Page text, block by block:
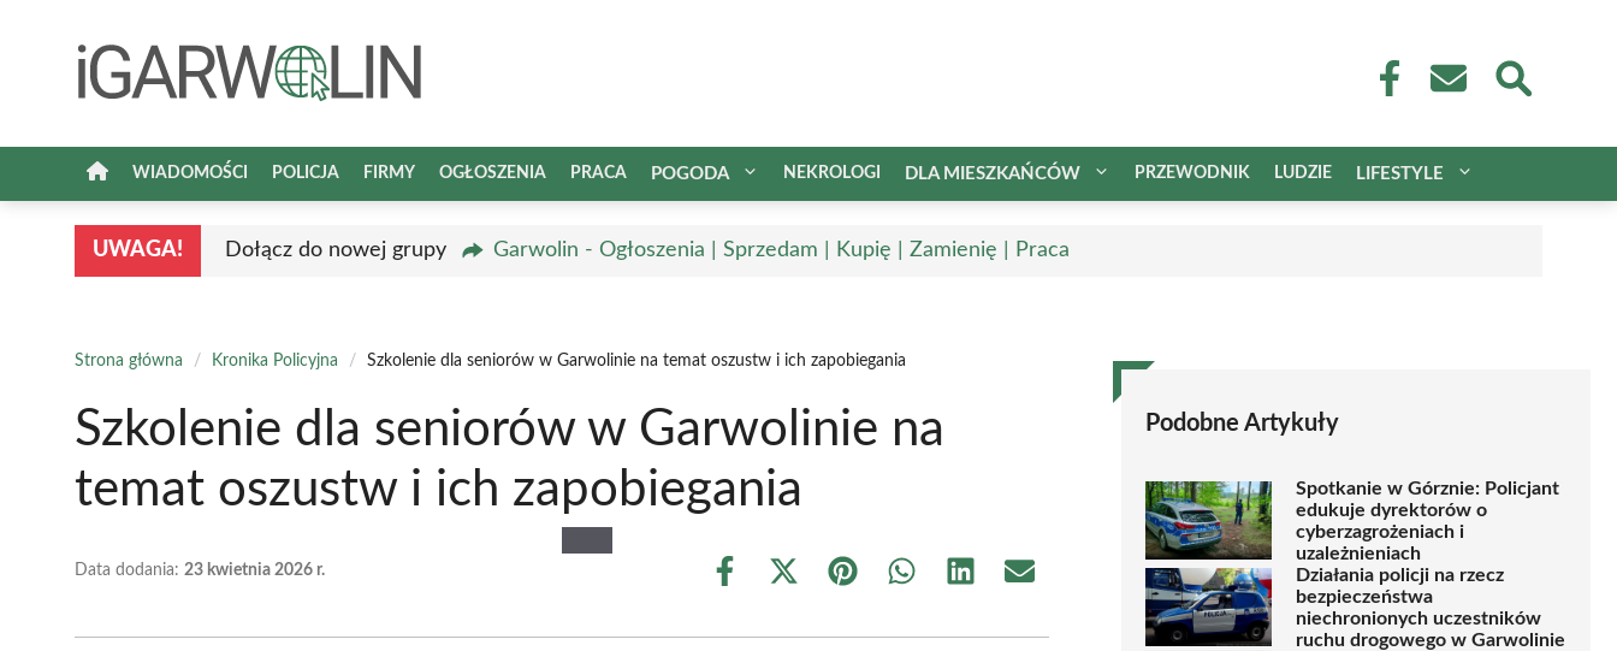
WIADOMOŚCI POLICJA FIRMY OGŁOSZENIA PRACA POGODA NEKROLOGI DLA MIESZKAŃCÓW PRZEWODNIK LUDZIE LIFESTYLE
UWAGA! Dołącz do nowej grupy Garwolin - Ogłoszenia | Sprzedam | Kupię | Zamienię | Praca
Strona główna / Kronika Policyjna / Szkolenie dla seniorów w Garwolinie na temat oszustw i ich zapobiegania
Szkolenie dla seniorów w Garwolinie na
temat oszustw i ich zapobiegania
Data dodania: 23 kwietnia 2026 r.
Share
Share
(Twitter)
Share Share Share Share
Podobne Artykuły
Spotkanie w Górznie: Policjant
edukuje dyrektorów o
cyberzagrożeniach i
uzależnieniach
Działania policji na rzecz
bezpieczeństwa
niechronionych uczestników
ruchu drogowego w Garwolinie